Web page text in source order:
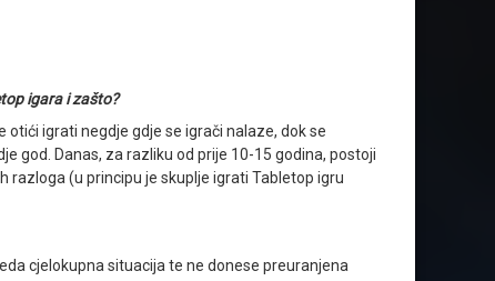
igara i zašto?
igrati negdje gdje se igrači nalaze, dok se
god. Danas, za razliku od prije 10-15 godina, postoji
razloga (u principu je skuplje igrati Tabletop igru
cjelokupna situacija te ne donese preuranjena